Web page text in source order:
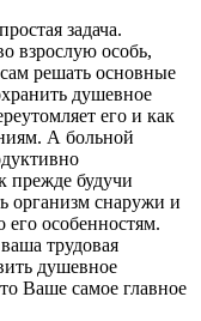
задача.
взрослую особь,
решать основные
душевное
его и как
А больной
прежде будучи
организм снаружи и
его особенностям.
трудовая
душевное
Ваше самое главное